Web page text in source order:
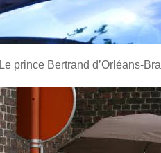
Le prince Bertrand d’Orléans-